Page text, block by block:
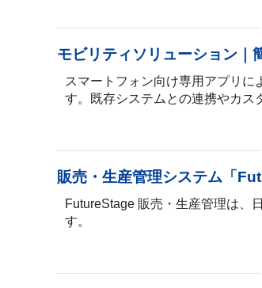
モビリティソリューション｜
スマートフォン向け専用アプリ
す。既存システムとの連携やカス
販売・生産管理システム「
FutureStage 販売・生産管理は、
す。